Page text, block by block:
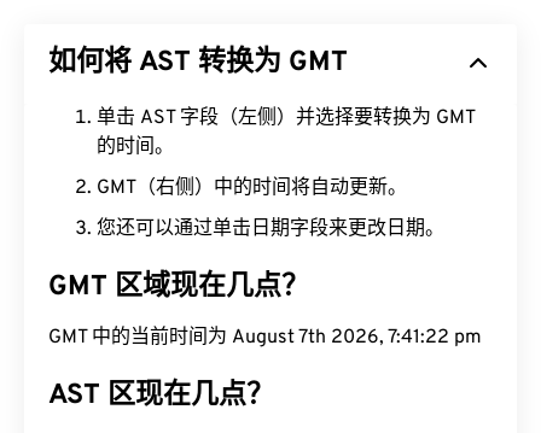
如何将 AST 转换为 GMT
单击 AST 字段（左侧）并选择要转换为 GMT
的时间。
GMT（右侧）中的时间将自动更新。
您还可以通过单击日期字段来更改日期。
GMT 区域现在几点？
GMT 中的当前时间为 August 7th 2026, 7:41:23 pm
AST 区现在几点？